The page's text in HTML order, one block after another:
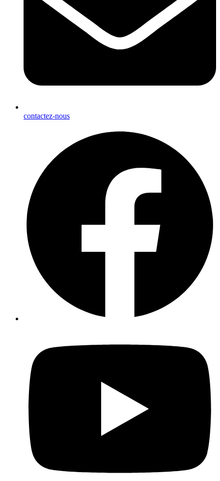
contactez-nous